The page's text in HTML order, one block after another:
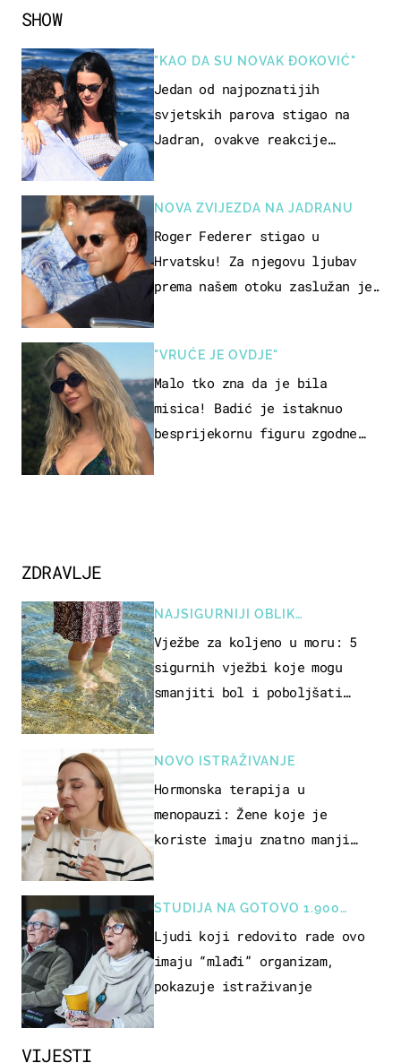
VIJESTI
SHOW
"KAO DA SU NOVAK ĐOKOVIĆ"
Jedan od najpoznatijih
svjetskih parova stigao na
Jadran, ovakve reakcije
NOVA ZVIJEZDA NA JADRANU
Roger Federer stigao u
Hrvatsku! Za njegovu ljubav
prema našem otoku zaslužan je
"VRUĆE JE OVDJE"
Malo tko zna da je bila
misica! Badić je istaknuo
besprijekornu figuru zgodne
ZDRAVLJE
NAJSIGURNIJI OBLIK
REKREACIJE
Vježbe za koljeno u moru: 5
sigurnih vježbi koje mogu
smanjiti bol i poboljšati
NOVO ISTRAŽIVANJE
Hormonska terapija u
menopauzi: Žene koje je
koriste imaju znatno manji
STUDIJA NA GOTOVO 1.900
OSOBA
Ljudi koji redovito rade ovo
imaju “mlađi” organizam,
pokazuje istraživanje